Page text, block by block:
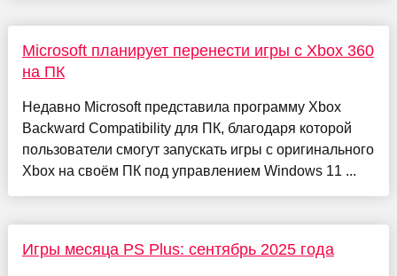
Microsoft планирует перенести игры с Xbox 360
на ПК
Недавно Microsoft представила программу Xbox
Backward Compatibility для ПК, благодаря которой
пользователи смогут запускать игры с оригинального
Xbox на своём ПК под управлением Windows 11 ...
Игры месяца PS Plus: сентябрь 2025 года